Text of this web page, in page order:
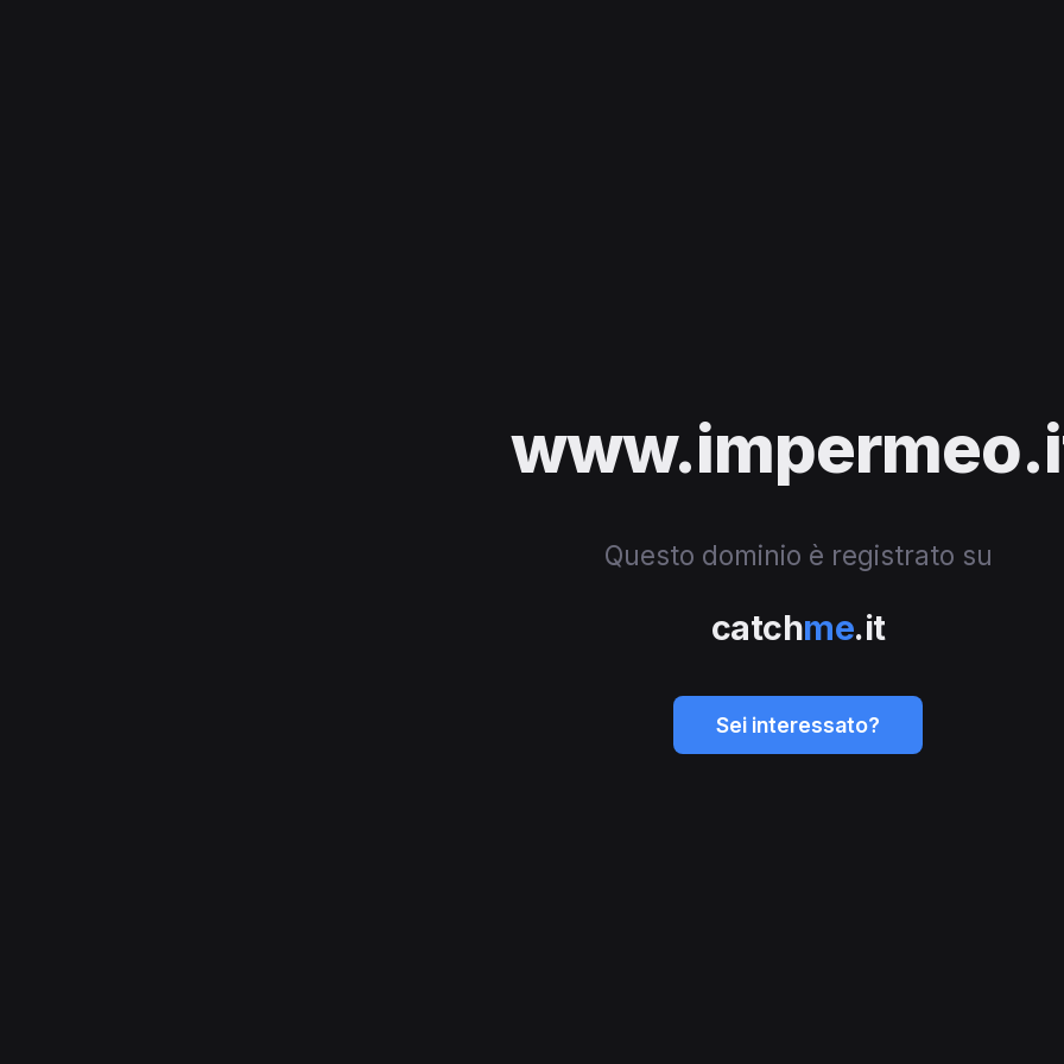
Questo dominio è registrato su
catchme.it
Sei interessato?